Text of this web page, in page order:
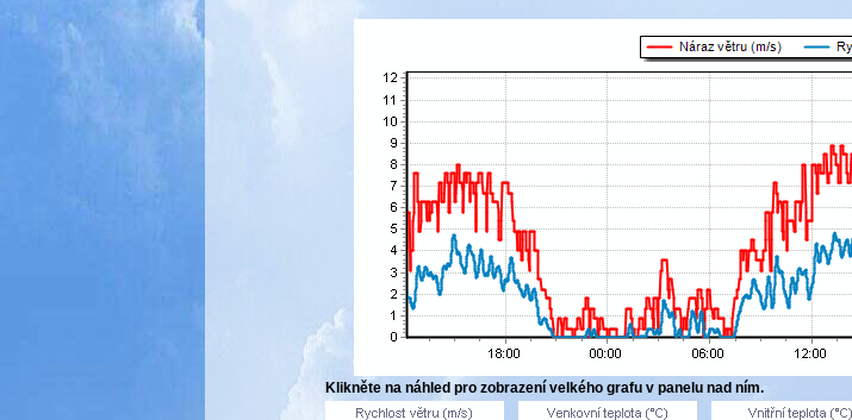
Klikněte na náhled pro zobrazení velkého grafu v panelu nad ním.